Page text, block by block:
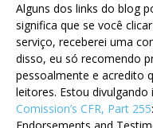
Alguns dos links do blog
significa que se você
serviço, receberei uma
disso, eu só recomendo
pessoalmente e acredito
leitores. Estou
Comission’s CFR, Part 255